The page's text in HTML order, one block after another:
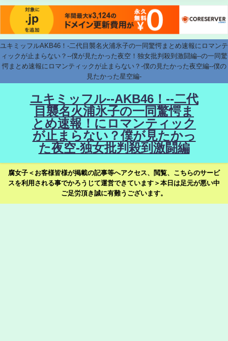
ユキミッフルAKB46！-二代目襲名火浦氷子の一同驚愕まとめ速報にロマンテ
ィックが止まらない？--僕が見たかった夜空！独女批判殺到激闘編--の一同驚
愕まとめ速報にロマンティックが止まらない？-僕の見たかった夜空編--僕の
見たかった星空編-
ユキミッフル--AKB46！--二代
目襲名火浦氷子の一同驚愕ま
とめ速報！にロマンティック
が止まらない？僕が見たかっ
た夜空-独女批判殺到激闘編
腐女子＜お客様皆様が掲載の記事等へアクセス、閲覧、こちらのサービ
スを利用される事でかろうじて運営できています＞本日は足元が悪い中
ご足労頂き誠に有難うございます。